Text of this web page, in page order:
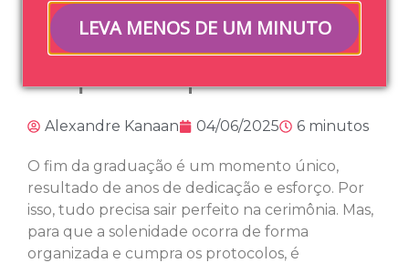
LEVA MENOS DE UM MINUTO
faz, quanto custa
Alexandre Kanaan 04/06/2025 6 minutos
O fim da graduação é um momento único,
resultado de anos de dedicação e esforço. Por
isso, tudo precisa sair perfeito na cerimônia. Mas,
para que a solenidade ocorra de forma
organizada e cumpra os protocolos, é